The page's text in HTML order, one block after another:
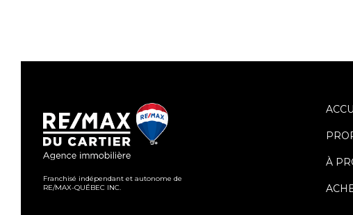
Franchisé indépendant et autonome de
RE/MAX-QUÉBEC INC.
À